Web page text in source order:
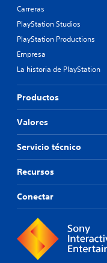
Carreras
PlayStation Studios
PlayStation Productions
Empresa
La historia de PlayStation
Productos
Valores
Servicio técnico
Recursos
Conectar